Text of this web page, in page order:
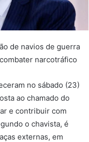
de navios de guerra
narcotráfico
no sábado (23)
ao chamado do
e contribuir com
o chavista, é
externas, em